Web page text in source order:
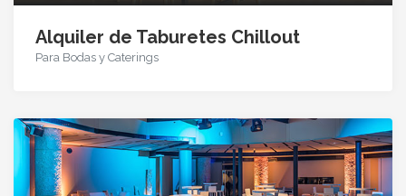
Alquiler de Taburetes Chillout
Para Bodas y Caterings